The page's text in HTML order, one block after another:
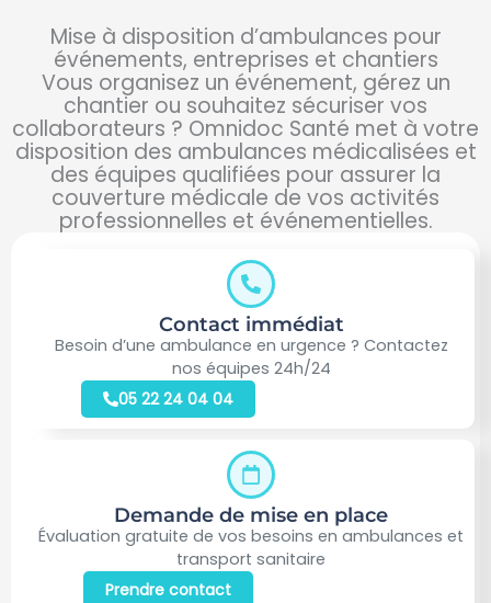
Mise à disposition d’ambulances pour
événements, entreprises et chantiers
Vous organisez un événement, gérez un
chantier ou souhaitez sécuriser vos
collaborateurs ? Omnidoc Santé met à votre
disposition des ambulances médicalisées et
des équipes qualifiées pour assurer la
couverture médicale de vos activités
professionnelles et événementielles.
Contact immédiat
Besoin d’une ambulance en urgence ? Contactez
nos équipes 24h/24
05 22 24 04 04
Demande de mise en place
Évaluation gratuite de vos besoins en ambulances et
transport sanitaire
Prendre contact